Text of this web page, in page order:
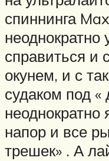
спиннинга
неоднократно
справиться и
окунем, и с
судаком под
неоднократно
напор и все
трешек» . А